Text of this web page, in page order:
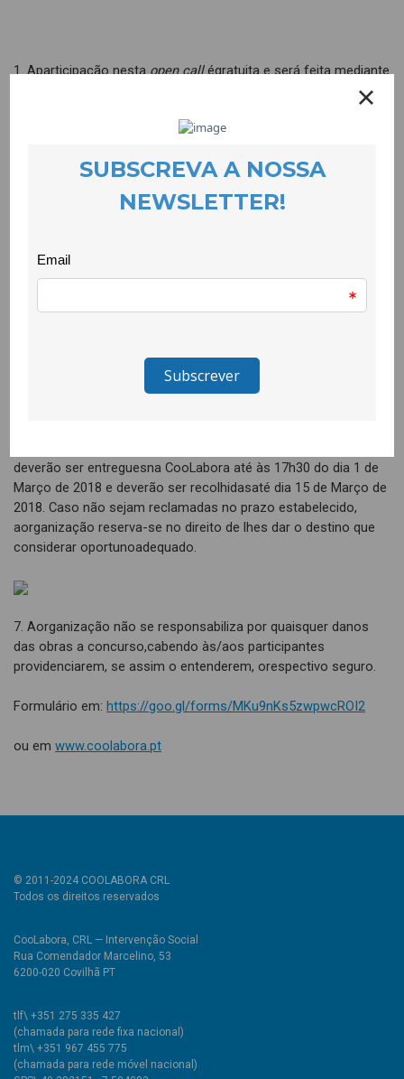
1. Aparticipação nestaopen callégratuita e será feita mediante
até dia 10 de
2. Seráconstituído um júri que validará o enquadramento das
de 2018;
4. Aorganização procurará, tendo em conta eventuais
5. Asautoras e os autores poderão ter os seus trabalhos à
deverão ser entreguesna CooLabora até às 17h30 do dia 1 de
Março de 2018 e deverão ser recolhidasaté dia 15 de Março de
2018. Caso não sejam reclamadas no prazo estabelecido,
aorganização reserva-se no direito de lhes dar o destino que
considerar oportunoadequado.
7. Aorganização não se responsabiliza por quaisquer danos
das obras a concurso,cabendo às/aos participantes
providenciarem, se assim o entenderem, orespectivo seguro.
Formulário em: https://goo.gl/forms/MKu9nKs5zwpwcROI2
ou em www.coolabora.pt
© 2011-2024 COOLABORA CRL
Todos os direitos reservados
CooLabora, CRL — Intervenção Social
Rua Comendador Marcelino, 53
6200-020 Covilhã PT
tlf\ +351 275 335 427
(chamada para rede fixa nacional)
tlm\ +351 967 455 775
(chamada para rede móvel nacional)